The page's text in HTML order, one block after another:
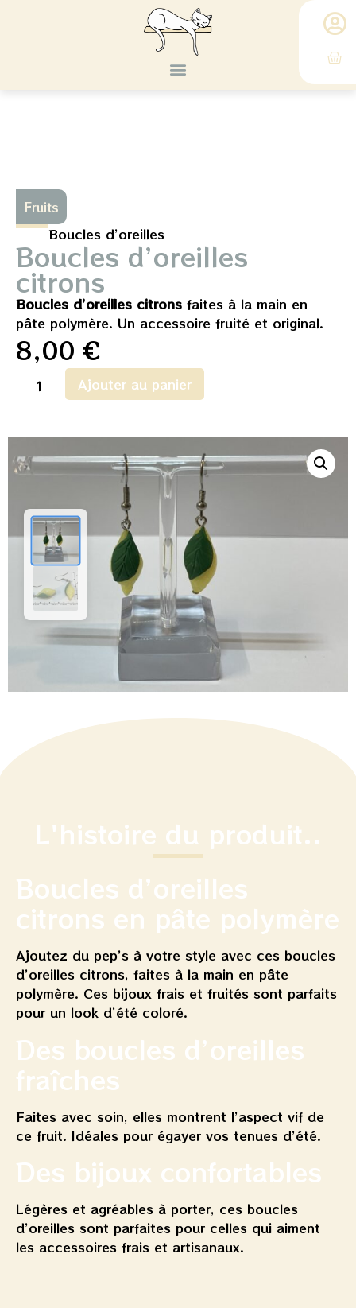
Fruits
Boucles d’oreilles
Boucles d’oreilles
citrons
Boucles d’oreilles citrons faites à la main en
pâte polymère. Un accessoire fruité et original.
8,00 €
Ajouter au panier
L'histoire du produit..
Boucles d’oreilles
citrons en pâte polymère
Ajoutez du pep’s à votre style avec ces boucles
d’oreilles citrons, faites à la main en pâte
polymère. Ces bijoux frais et fruités sont parfaits
pour un look d’été coloré.
Des boucles d’oreilles
fraîches
Faites avec soin, elles montrent l’aspect vif de
ce fruit. Idéales pour égayer vos tenues d’été.
Des bijoux confortables
Légères et agréables à porter, ces boucles
d’oreilles sont parfaites pour celles qui aiment
les accessoires frais et artisanaux.